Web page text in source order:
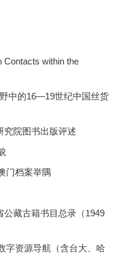
Contacts within the
中的16—19世纪中国丝货
究院图书出版评述
门档案举隅
公藏古籍书目总录（1949
字资源导航（含台大、哈